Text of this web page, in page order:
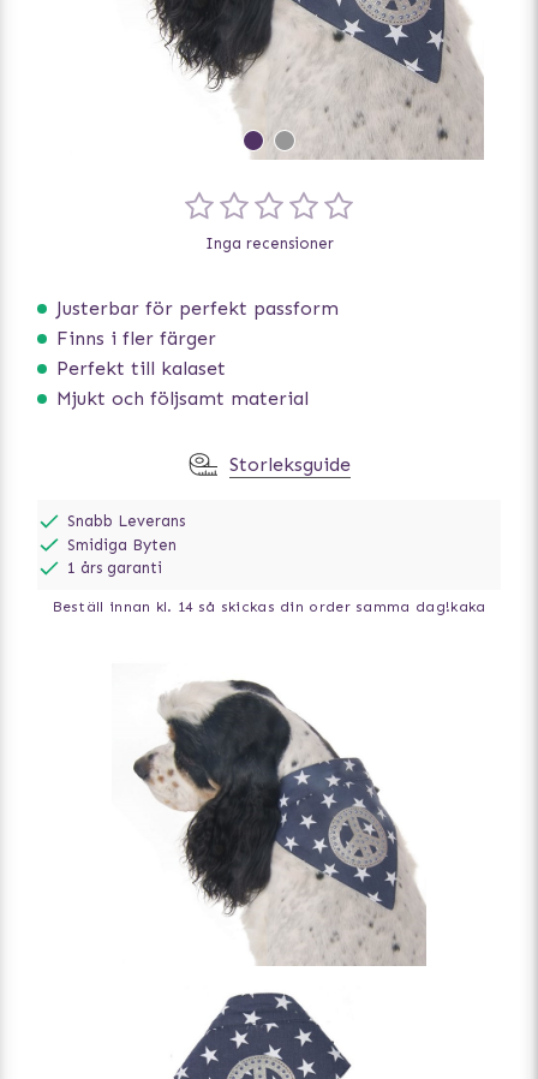
Justerbar för perfekt passform
Finns i fler färger
Perfekt till kalaset
Mjukt och följsamt material
Inga recensioner
Storleksguide
Snabb Leverans
Smidiga Byten
1 års garanti
Beställ innan kl. 14 så skickas din order samma dag!kaka